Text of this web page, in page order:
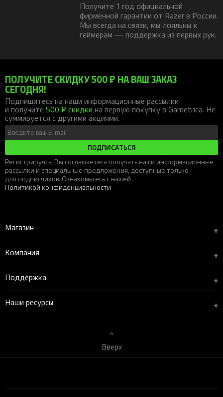
Получите 1 год официальной
фирменной гарантии от Razer в России.
Мы всегда на связи, мы лояльны к
геймерам — поддержка из первых рук.
ПОЛУЧИТЕ СКИДКУ 500 ₽ НА ВАШ ЗАКАЗ
СЕГОДНЯ!
Подпишитесь на наши информационные рассылки
и получите 500 ₽ скидки на первую покупку в Gametrica. Не
суммируется с другими акциями.
ПОДПИСАТЬСЯ
Регистрируясь, Вы соглашаетесь получать наши информационные
рассылки и специальные предложения, доступные только
для подписчиков. Ознакомьтесь с нашей
Политикой конфиденциальности
Магазин +
Компания +
Поддержка +
Наши ресурсы +
Вверх